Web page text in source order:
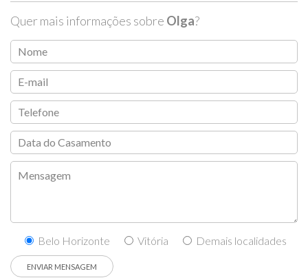
Quer mais informações sobre Olga?
Belo Horizonte Vitória Demais localidades